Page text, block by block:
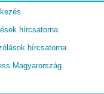
hírcsatorna
hírcsatorna
Magyarország